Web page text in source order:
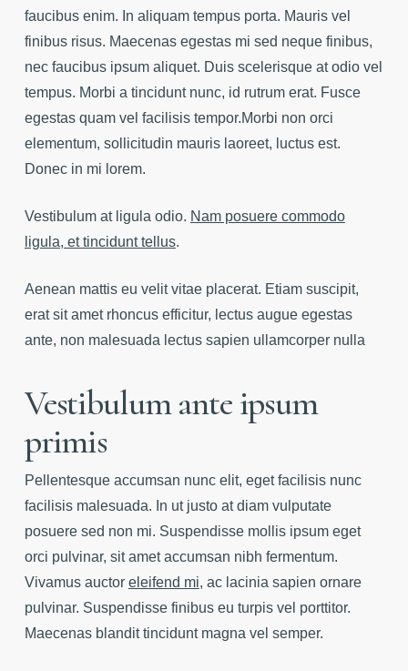
faucibus enim. In aliquam tempus porta. Mauris vel
finibus risus. Maecenas egestas mi sed neque finibus,
nec faucibus ipsum aliquet. Duis scelerisque at odio vel
tempus. Morbi a tincidunt nunc, id rutrum erat. Fusce
egestas quam vel facilisis tempor.Morbi non orci
elementum, sollicitudin mauris laoreet, luctus est.
Donec in mi lorem.
Vestibulum at ligula odio. Nam posuere commodo
ligula, et tincidunt tellus.
Aenean mattis eu velit vitae placerat. Etiam suscipit,
erat sit amet rhoncus efficitur, lectus augue egestas
ante, non malesuada lectus sapien ullamcorper nulla
Vestibulum ante ipsum
primis
Pellentesque accumsan nunc elit, eget facilisis nunc
facilisis malesuada. In ut justo at diam vulputate
posuere sed non mi. Suspendisse mollis ipsum eget
orci pulvinar, sit amet accumsan nibh fermentum.
Vivamus auctor eleifend mi, ac lacinia sapien ornare
pulvinar. Suspendisse finibus eu turpis vel porttitor.
Maecenas blandit tincidunt magna vel semper.